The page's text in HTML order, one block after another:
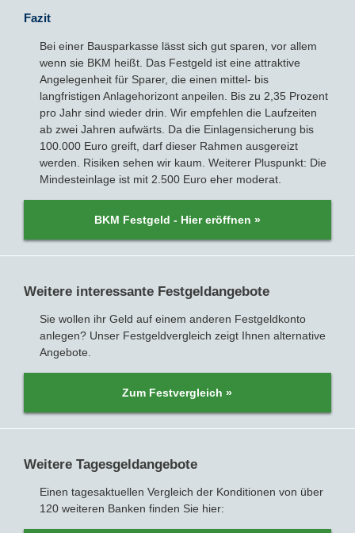
Fazit
Bei einer Bausparkasse lässt sich gut sparen, vor allem
wenn sie BKM heißt. Das Festgeld ist eine attraktive
Angelegenheit für Sparer, die einen mittel- bis
langfristigen Anlagehorizont anpeilen. Bis zu 2,35 Prozent
pro Jahr sind wieder drin. Wir empfehlen die Laufzeiten
ab zwei Jahren aufwärts. Da die Einlagensicherung bis
100.000 Euro greift, darf dieser Rahmen ausgereizt
werden. Risiken sehen wir kaum. Weiterer Pluspunkt: Die
Mindesteinlage ist mit 2.500 Euro eher moderat.
BKM Festgeld - Hier eröffnen »
Weitere interessante Festgeldangebote
Sie wollen ihr Geld auf einem anderen Festgeldkonto
anlegen? Unser Festgeldvergleich zeigt Ihnen alternative
Angebote.
Zum Festvergleich »
Weitere Tagesgeldangebote
Einen tagesaktuellen Vergleich der Konditionen von über
120 weiteren Banken finden Sie hier: